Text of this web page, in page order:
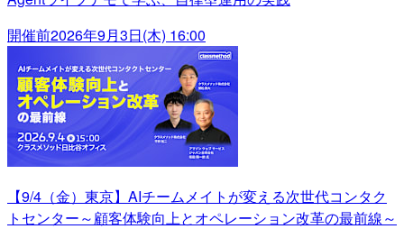
開催前2026年9月3日(木) 16:00
【9/4（金）東京】AIチームメイトが変える次世代コンタク
トセンター～顧客体験向上とオペレーション改革の最前線～